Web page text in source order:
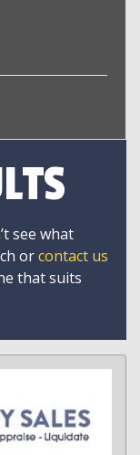
see what
orcontact us
that suits